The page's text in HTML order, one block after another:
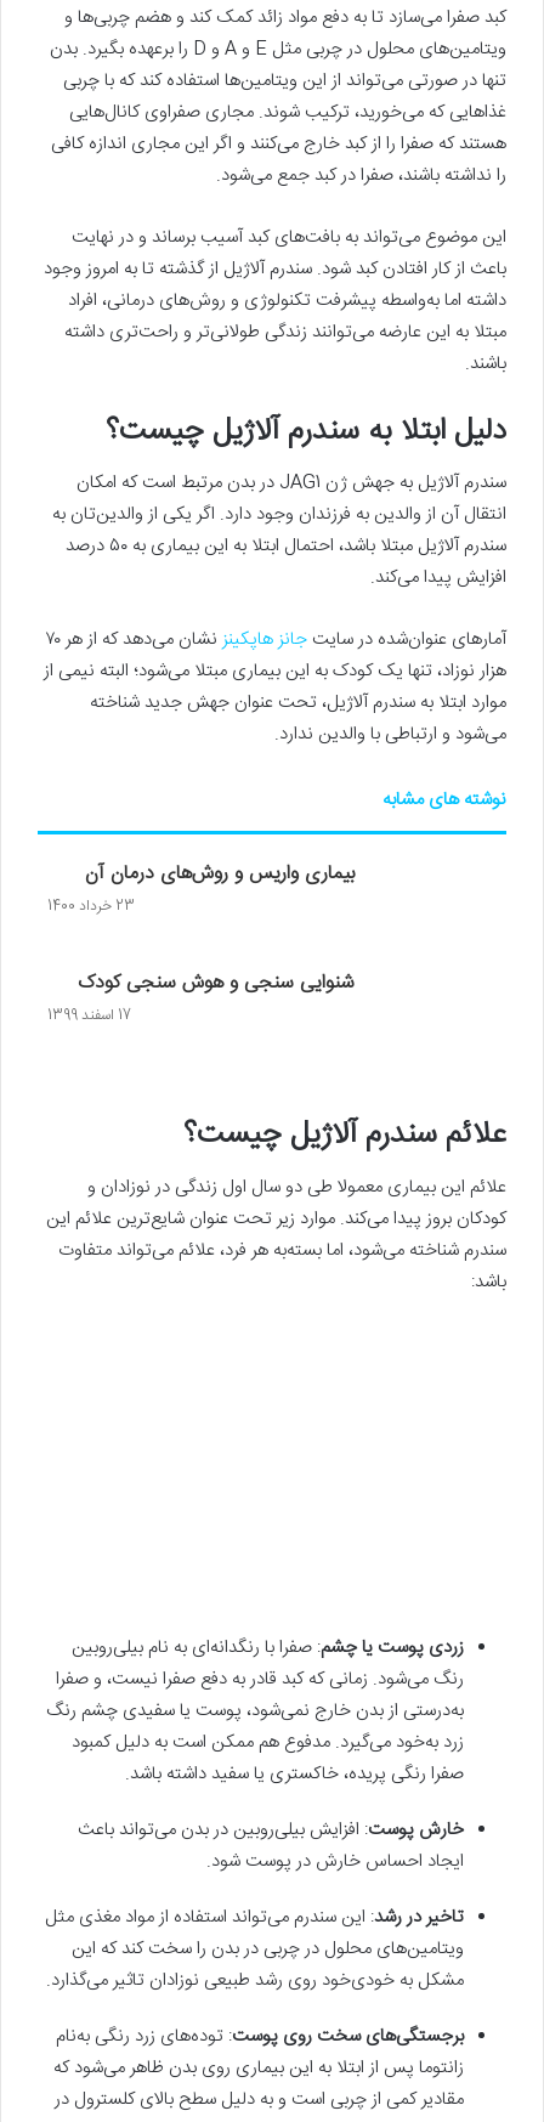
کبد صفرا می‌سازد تا به دفع مواد زائد کمک کند و هضم چربی‌ها و
ویتامین‌های محلول در چربی مثل E و A و D را برعهده بگیرد. بدن
تنها در صورتی می‌تواند از این ویتامین‌ها استفاده کند که با چربی
غذاهایی که می‌خورید، ترکیب شوند. مجاری صفراوی کانال‌هایی
هستند که صفرا را از کبد خارج می‌کنند و اگر این مجاری اندازه کافی
را نداشته باشند، صفرا در کبد جمع می‌شود.
این موضوع می‌تواند به بافت‌های کبد آسیب برساند و در نهایت
باعث از کار افتادن کبد شود. سندرم آلاژیل از گذشته تا به امروز وجود
داشته اما به‌واسطه پیشرفت تکنولوژی و روش‌های درمانی، افراد
مبتلا به این عارضه می‌توانند زندگی طولانی‌تر و راحت‌تری داشته
باشند.
دلیل ابتلا به سندرم آلاژیل چیست؟
سندرم آلاژیل به جهش ژن JAG1 در بدن مرتبط است که امکان
انتقال آن از والدین به فرزندان وجود دارد. اگر یکی از والدین‌تان به
سندرم آلاژیل مبتلا باشد، احتمال ابتلا به این بیماری به ۵۰ درصد
افزایش پیدا می‌کند.
آمارهای عنوان‌شده در سایت جانز هاپکینز
نشان می‌دهد که از هر ۷۰
هزار نوزاد، تنها یک کودک به این بیماری مبتلا می‌شود؛ البته نیمی از
موارد ابتلا به سندرم آلاژیل، تحت عنوان جهش جدید شناخته
می‌شود و ارتباطی با والدین ندارد.
نوشته های مشابه
بیماری واریس و روش‌های درمان آن
23 خرداد 1400
شنوایی سنجی و هوش سنجی کودک
17 اسفند 1399
علائم سندرم آلاژیل چیست؟
علائم این بیماری معمولا طی دو سال اول زندگی در نوزادان و
کودکان بروز پیدا می‌کند. موارد زیر تحت عنوان شایع‌ترین علائم این
سندرم شناخته می‌شود، اما بسته‌به هر فرد، علائم می‌تواند متفاوت
باشد:
زردی پوست یا چشم: صفرا با رنگدانه‌ای به نام بیلی‌روبین
رنگ می‌شود. زمانی که کبد قادر به دفع صفرا نیست، و صفرا
به‌درستی از بدن خارج نمی‌شود، پوست یا سفیدی چشم رنگ
زرد به‌خود می‌گیرد. مدفوع هم ممکن است به دلیل کمبود
صفرا رنگی پریده، خاکستری یا سفید داشته باشد.
خارش پوست: افزایش بیلی‌روبین در بدن می‌تواند باعث
ایجاد احساس خارش در پوست شود.
تاخیر در رشد: این سندرم می‌تواند استفاده از مواد مغذی مثل
ویتامین‌های محلول در چربی در بدن را سخت‌ کند که این
مشکل به خودی‌خود روی رشد طبیعی نوزادان تاثیر می‌گذارد.
برجستگی‌های سخت روی پوست: توده‌های زرد رنگی به‌نام
زانتوما پس از ابتلا به این بیماری روی بدن ظاهر می‌شود که
مقادیر کمی از چربی است و به دلیل سطح بالای کلسترول در